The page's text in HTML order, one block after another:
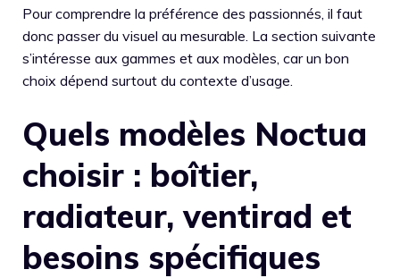
Pour comprendre la préférence des passionnés, il faut
donc passer du visuel au mesurable. La section suivante
s’intéresse aux gammes et aux modèles, car un bon
choix dépend surtout du contexte d’usage.
Quels modèles Noctua
choisir : boîtier,
radiateur, ventirad et
besoins spécifiques